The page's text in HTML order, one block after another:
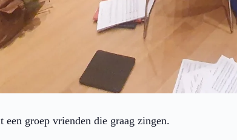
een groep vrienden die graag zingen.